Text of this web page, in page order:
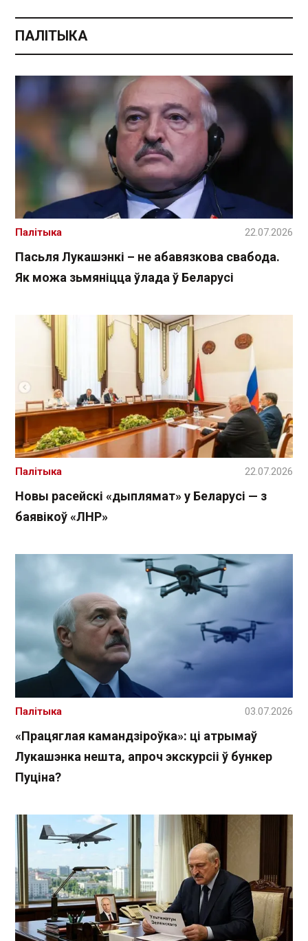
ПАЛІТЫКА
Пасьля Лукашэнкі – не абавязкова свабода.
Як можа зьмяніцца ўлада ў Беларусі
Палітыка 22.07.2026
Новы расейскі «дыплямат» у Беларусі — з
баявікоў «ЛНР»
Палітыка 22.07.2026
«Працяглая камандзіроўка»: ці атрымаў
Лукашэнка нешта, апроч экскурсіі ў бункер
Пуціна?
Палітыка 03.07.2026